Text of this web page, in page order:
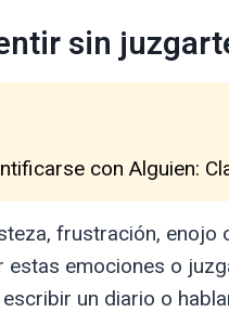
sin
con Alguien:
frustración,
estas emociones o
un diario o